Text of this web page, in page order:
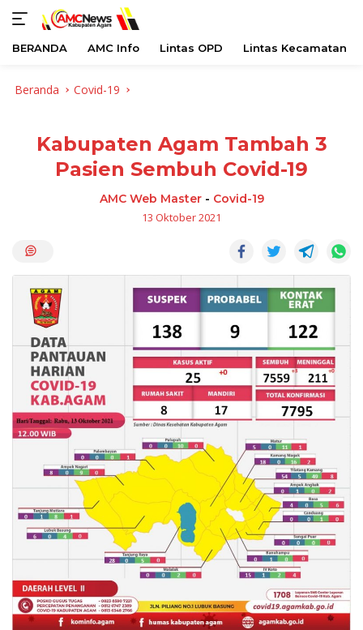
BERANDA AMC Info Lintas OPD Lintas Kecamatan
Beranda Covid-19
Kabupaten Agam Tambah 3
Pasien Sembuh Covid-19
AMC Web Master- Covid-19
13 Oktober 2021